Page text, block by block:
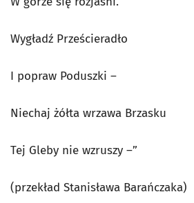
Wygładź Prześcieradło
I popraw Poduszki –
Niechaj żółta wrzawa Brzasku
Tej Gleby nie wzruszy –”
(przekład Stanisława Barańczaka)